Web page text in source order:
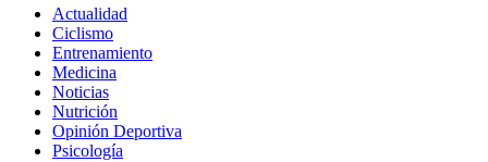
Actualidad
Ciclismo
Entrenamiento
Medicina
Noticias
Nutrición
Opinión Deportiva
Psicología